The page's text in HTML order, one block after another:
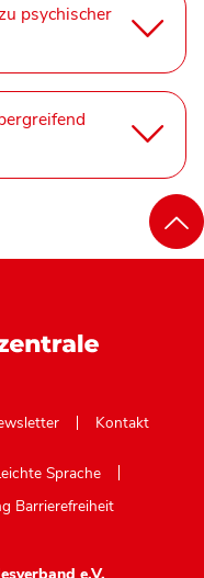
psychischer
Kontakt
Sprache
Barrierefreiheit